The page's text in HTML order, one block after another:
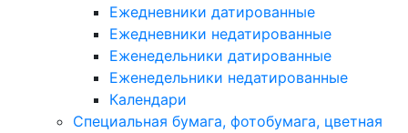
Ежедневники датированные
Ежедневники недатированные
Еженедельники датированные
Еженедельники недатированные
Календари
Специальная бумага, фотобумага, цветная